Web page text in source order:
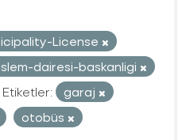
License
dairesi-baskanligi
Etiketler:
garaj
otobüs